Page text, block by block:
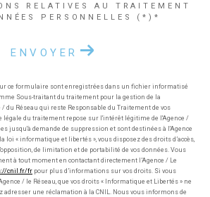
RELATIVES AU TRAITEMENT
PERSONNELLES (*)*
ENVOYER
ce formulaire sont enregistrées dans un fichier informatisé
Sous-traitant du traitement pour la gestion de la
du Réseau qui reste Responsable du Traitement de vos
légale du traitement repose sur l'intérêt légitime de l'Agence /
jusqu'à demande de suppression et sont destinées à l'Agence
loi « informatique et libertés », vous disposez des droits d’accès,
de limitation et de portabilité de vos données. Vous
à tout moment en contactant directement l’Agence / Le
cnil.fr/fr pour plus d’informations sur vos droits. Si vous
/ le Réseau, que vos droits « Informatique et Libertés » ne
adresser une réclamation à la CNIL. Nous vous informons de